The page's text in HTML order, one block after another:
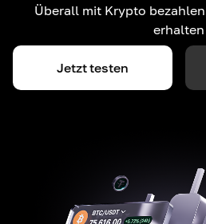
Überall mit Krypto
erhalten
Jetzt testen